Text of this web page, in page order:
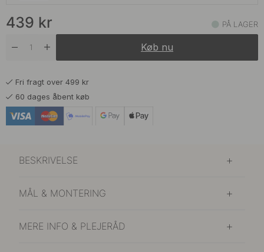
Mat Sort På lager
439 kr PÅ LAGER
Køb nu
Fri fragt over 499 kr
60 dages åbent køb
BESKRIVELSE
MÅL & MONTERING
MERE INFO & PLEJERÅD